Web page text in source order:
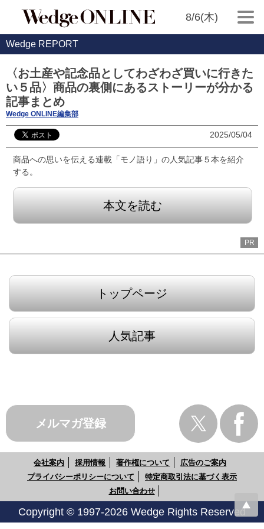
8/6(木)
Wedge REPORT
〈お土産や記念品としてわざわざ買いに行きた
い５品〉商品の裏側にあるストーリーが分かる
記事まとめ
Wedge ONLINE編集部
2025/05/04
商品への思いを伝える連載「モノ語り」の人気記事５本を紹介
する。
本文を読む
PR
トップページ
人気記事
メルマガ登録
会社案内 採用情報 著作権について
広告のご案内
プライバシーポリシーについて
特定商取引法に基づく表示
お問い合わせ
Copyright © 1997-2026 Wedge Rights Reserved